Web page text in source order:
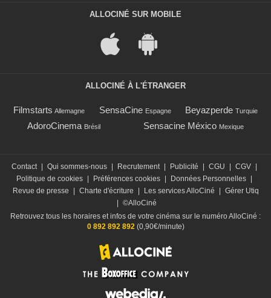
ALLOCINÉ SUR MOBILE
ALLOCINÉ À L'ÉTRANGER
Filmstarts Allemagne SensaCine Espagne Beyazperde Turquie
AdoroCinema Brésil Sensacine México Mexique
Contact | Qui sommes-nous | Recrutement | Publicité | CGU | CGV |
Politique de cookies | Préférences cookies | Données Personnelles |
Revue de presse
| Charte d'écriture | Les services AlloCiné | Gérer Utiq
| ©AlloCiné
Retrouvez tous les horaires et infos de votre cinéma sur le numéro AlloCiné :
0 892 892 892 (0,90€/minute)